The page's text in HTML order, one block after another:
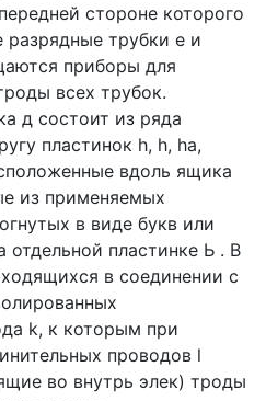
стороне которого
разрядные трубки е и
приборы для
всех трубок.
д состоит из ряда
пластинок h, h, ha,
вдоль ящика
из применяемых
в виде букв или
отдельной пластинке Ь . В
в соединении с
k, к которым при
проводов l
во внутрь элек) троды